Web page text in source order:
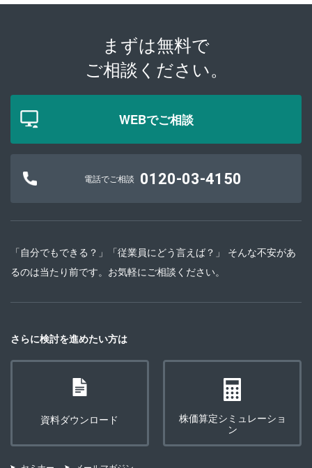
まずは無料で
ご相談ください。
WEBでご相談
電話でご相談 0120-03-4150
「自分でもできる？」「従業員にどう言えば？」 そんな不安があ
るのは当たり前です。お気軽にご相談ください。
さらに検討を進めたい方は
資料ダウンロード
株価算定シミュレーショ
ン